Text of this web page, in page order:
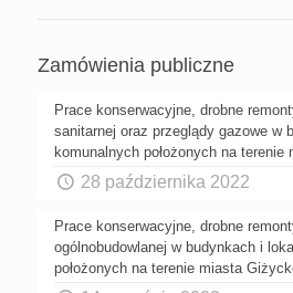
Zamówienia publiczne
Prace konserwacyjne, drobne
sanitarnej oraz przeglądy gazowe w
komunalnych położonych na terenie
28 października 2022
Prace konserwacyjne, drobne
ogólnobudowlanej w budynkach i
położonych na terenie miasta